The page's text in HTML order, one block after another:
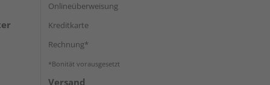
Onlineüberweisung
Kreditkarte
Rechnung*
*Bonität vorausgesetzt
Versand